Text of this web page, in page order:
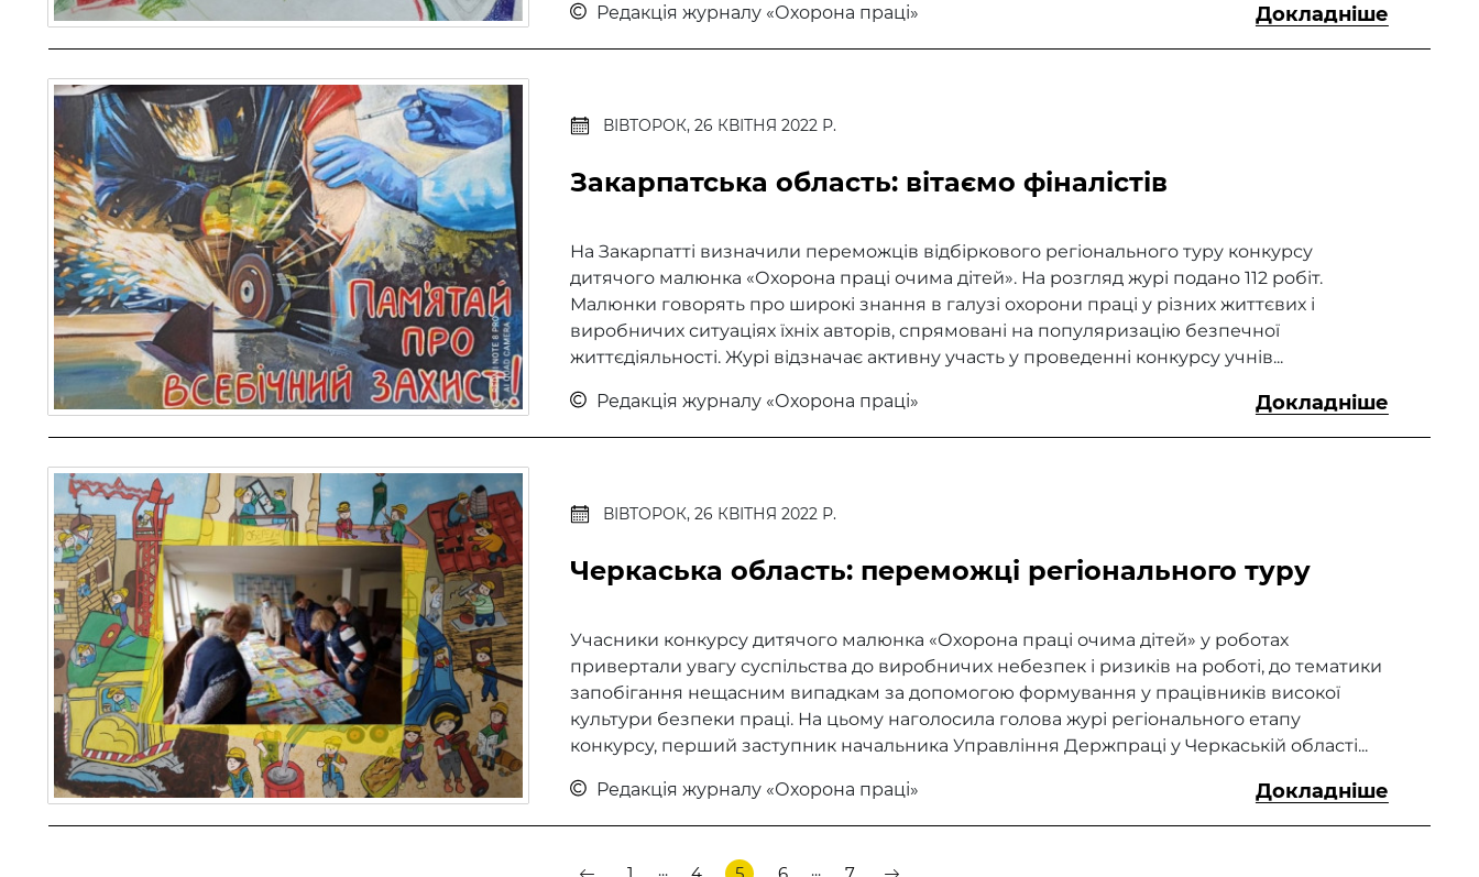
Редакція журналу «Охорона праці» Докладніше
ВІВТОРОК, 26 КВІТНЯ 2022 Р.
Закарпатська область: вітаємо фіналістів
На Закарпатті визначили переможців відбіркового регіонального туру конкурсу
дитячого малюнка «Охорона праці очима дітей». На розгляд журі подано 112 робіт.
Малюнки говорять про широкі знання в галузі охорони праці у різних життєвих і
виробничих ситуаціях їхніх авторів, спрямовані на популяризацію безпечної
життєдіяльності. Журі відзначає активну участь у проведенні конкурсу учнів...
Редакція журналу «Охорона праці» Докладніше
ВІВТОРОК, 26 КВІТНЯ 2022 Р.
Черкаська область: переможці регіонального туру
Учасники конкурсу дитячого малюнка «Охорона праці очима дітей» у роботах
привертали увагу суспільства до виробничих небезпек і ризиків на роботі, до тематики
запобігання нещасним випадкам за допомогою формування у працівників високої
культури безпеки праці. На цьому наголосила голова журі регіонального етапу
конкурсу, перший заступник начальника Управління Держпраці у Черкаській області...
Редакція журналу «Охорона праці» Докладніше
... ...